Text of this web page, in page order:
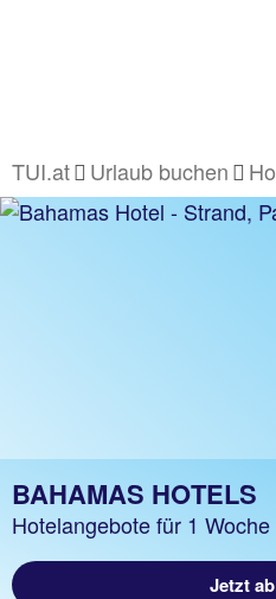
TUI.at Urlaub buchen
BAHAMAS HOTELS
Hotelangebote für 1 Woche
Jetzt